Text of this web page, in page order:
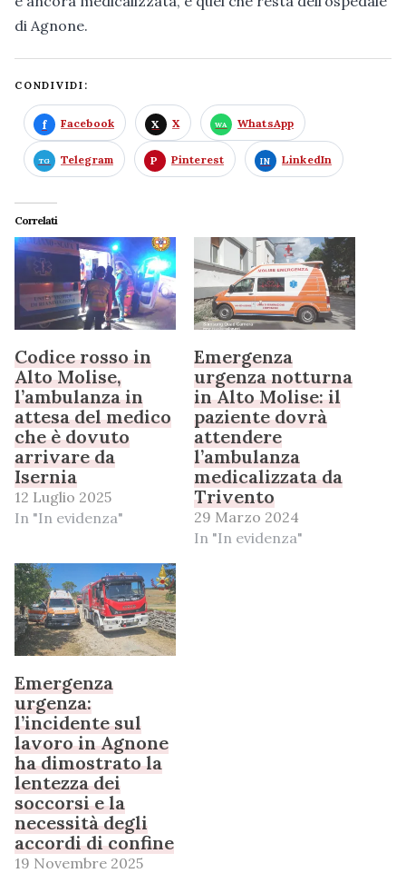
di Agnone.
CONDIVIDI:
Facebook X WhatsApp
Telegram Pinterest LinkedIn
Correlati
Codice rosso in
Alto Molise,
l’ambulanza in
attesa del medico
che è dovuto
arrivare da
Isernia
12 Luglio 2025
In "In evidenza"
Emergenza
urgenza notturna
in Alto Molise: il
paziente dovrà
attendere
l’ambulanza
medicalizzata da
Trivento
29 Marzo 2024
In "In evidenza"
Emergenza
urgenza:
l’incidente sul
lavoro in Agnone
ha dimostrato la
lentezza dei
soccorsi e la
necessità degli
accordi di confine
19 Novembre 2025